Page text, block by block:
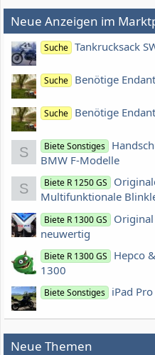
Neue Anzeigen im
Suche Tankrucksack
Suche Benötige
Suche Benötige
S Biete Sonstiges
BMW F-Modelle
S Biete R 1250 GS
Multifunktionale
Biete R 1300 GS
Original
neuwertig
Biete R 1300 GS
Hepco
1300
Biete Sonstiges iPad
Neue Themen